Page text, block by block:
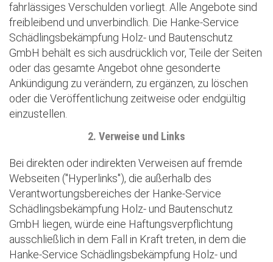
fahrlässiges Verschulden vorliegt. Alle Angebote sind
freibleibend und unverbindlich. Die Hanke-Service
Schädlingsbekämpfung Holz- und Bautenschutz
GmbH behält es sich ausdrücklich vor, Teile der Seiten
oder das gesamte Angebot ohne gesonderte
Ankündigung zu verändern, zu ergänzen, zu löschen
oder die Veröffentlichung zeitweise oder endgültig
einzustellen.
2. Verweise und Links
Bei direkten oder indirekten Verweisen auf fremde
Webseiten ("Hyperlinks"), die außerhalb des
Verantwortungsbereiches der Hanke-Service
Schädlingsbekämpfung Holz- und Bautenschutz
GmbH liegen, würde eine Haftungsverpflichtung
ausschließlich in dem Fall in Kraft treten, in dem die
Hanke-Service Schädlingsbekämpfung Holz- und